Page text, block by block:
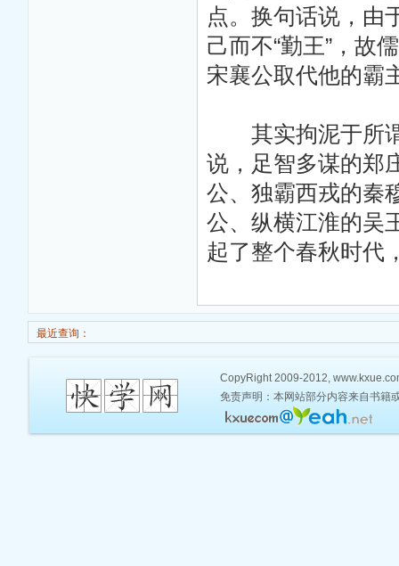
点。换句话说，由
己而不“勤王”，故
宋襄公取代他的霸
其实拘泥于所谓
说，足智多谋的郑
公、独霸西戎的秦
公、纵横江淮的吴
起了整个春秋时代
最近查询：
CopyRight 2009-2012,
免责声明：本网站部分内容来自书籍